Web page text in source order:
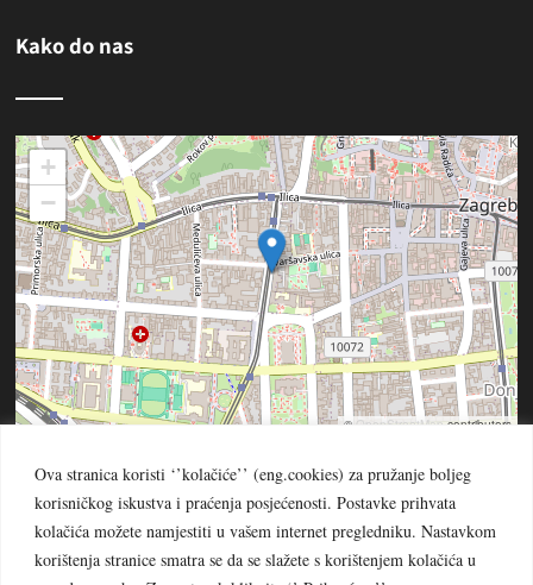
Ova stranica koristi ‘’kolačiće’’ (eng.cookies) za pružanje boljeg
korisničkog iskustva i praćenja posjećenosti. Postavke prihvata
kolačića možete namjestiti u vašem internet pregledniku. Nastavkom
korištenja stranice smatra se da se slažete s korištenjem kolačića u
Kako do nas
+
−
©OpenStreetMapcontributors
© PROVINCIJA BEZGRJEŠNOG ZAČEĆA BDM -